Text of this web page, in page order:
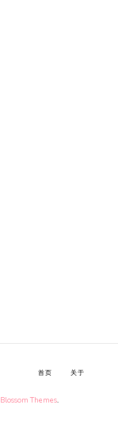
Blossom Themes.
首页 关于